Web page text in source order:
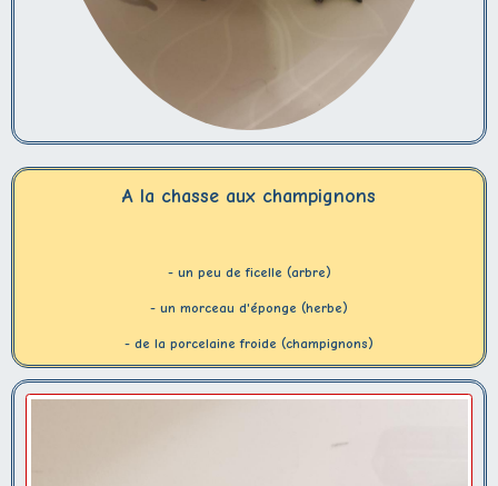
A la chasse aux champignons
- un peu de ficelle (arbre)
- un morceau d'éponge (herbe)
- de la porcelaine froide (champignons)